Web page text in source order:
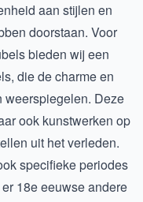
aan stijlen en
doorstaan. Voor
bieden wij een
, die de charme en
weerspiegelen. Deze
ook kunstwerken op
uit het verleden.
specifieke periodes
18e eeuwse andere